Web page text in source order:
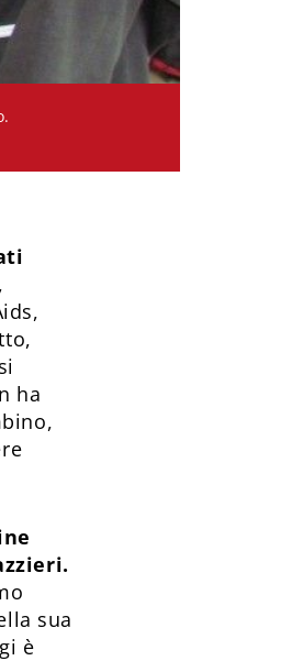
,
ha
sua
è